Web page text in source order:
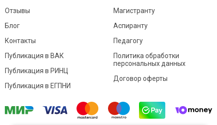
Отзывы
Блог
Контакты
Магистранту
Аспиранту
Педагогу
Публикация в ВАК
Публикация в РИНЦ
Публикация в ЕГПНИ
Политика обработки
персональных данных
Договор оферты